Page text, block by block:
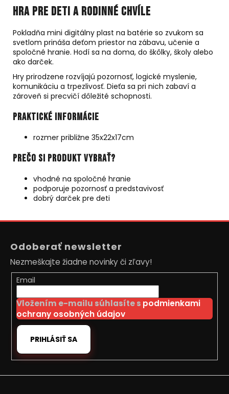
Hra pre deti a rodinné chvíle
Pokladňa mini digitálny plast na batérie so zvukom sa
svetlom prináša deťom priestor na zábavu, učenie a
spoločné hranie. Hodí sa na doma, do škôlky, školy alebo
ako darček.
Hry prirodzene rozvíjajú pozornosť, logické myslenie,
komunikáciu a trpezlivosť. Dieťa sa pri nich zabaví a
zároveň si precvičí dôležité schopnosti.
Praktické informácie
rozmer približne 35x22x17cm
Prečo si produkt vybrať?
vhodné na spoločné hranie
podporuje pozornosť a predstavivosť
dobrý darček pre deti
Odoberať newsletter
Nezmeškajte žiadne novinky či zľavy!
Email
Vložením e-mailu súhlasíte s podmienkami
ochrany osobných údajov
PRIHLÁSIŤ SA